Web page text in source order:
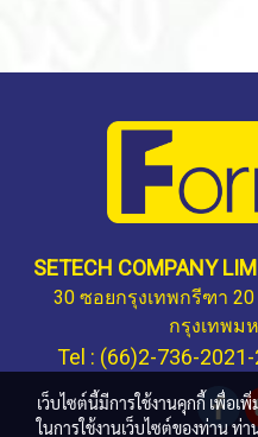
SETECH COMPANY
30 ซอยกรุงเทพกรีฑา
กรุงเทพม
Tel : (66)2-736-
เว็บไซต์นี้มีการใช้งานคุกกี้ เพื่อ
ในการใช้งานเว็บไซต์ของท่าน ท่